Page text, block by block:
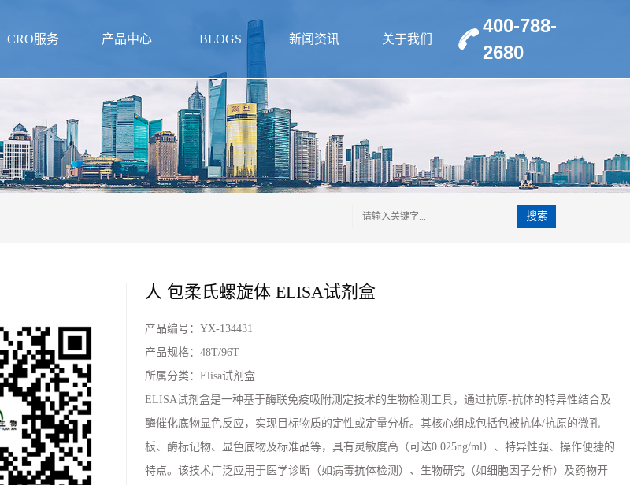
CRO服务 产品中心 BLOGS 新闻资讯 关于我们
400-788-
2680
搜索
人 包柔氏螺旋体 ELISA试剂盒
产品编号： YX-134431
产品规格： 48T/96T
所属分类： Elisa试剂盒
ELISA试剂盒是一种基于酶联免疫吸附测定技术的生物检测工具，通过抗原-抗体的特异性结合及
酶催化底物显色反应，实现目标物质的定性或定量分析。其核心组成包括包被抗体/抗原的微孔
板、酶标记物、显色底物及标准品等，具有灵敏度高（可达0.025ng/ml）、特异性强、操作便捷的
特点。该技术广泛应用于医学诊断（如病毒抗体检测）、生物研究（如细胞因子分析）及药物开